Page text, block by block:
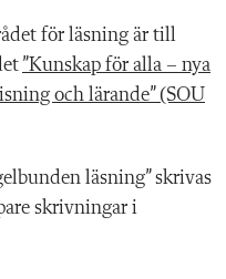
för läsning är till
”Kunskap för alla – nya
och lärande” (SOU
läsning” skrivas
skrivningar i